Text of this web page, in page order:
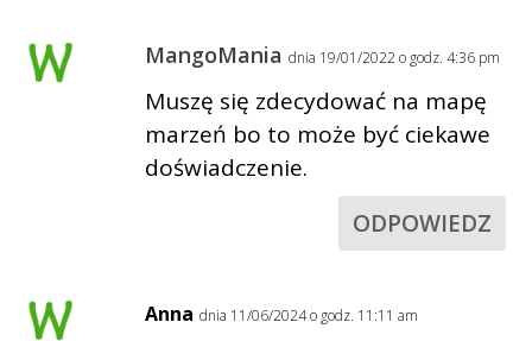
MangoMania dnia 19/01/2022 o godz. 4:36 pm
Muszę się zdecydować na mapę
marzeń bo to może być ciekawe
doświadczenie.
ODPOWIEDZ
Anna dnia 11/06/2024 o godz. 11:11 am